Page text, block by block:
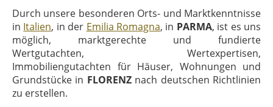
Durch unsere besonderen Orts- und Marktkenntnisse
in Italien, in der Emilia Romagna, in PARMA, ist es uns
möglich, marktgerechte und fundierte
Wertgutachten, Wertexpertisen,
Immobiliengutachten für Häuser, Wohnungen und
Grundstücke in FLORENZnach deutschen Richtlinien
zu erstellen.